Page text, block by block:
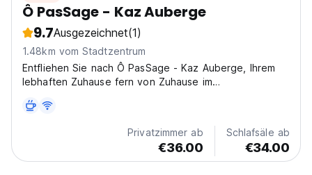
Ô PasSage - Kaz Auberge
9.7Ausgezeichnet(1)
1.48km vom Stadtzentrum
Entfliehen Sie nach Ô PasSage - Kaz Auberge, Ihrem
lebhaften Zuhause fern von Zuhause im
ein Hostel; es ist ein Tor zum Paradies. In der 8 Bis Rue
Du Frère Denis gelegen, bieten wir eine gemütliche
Privatzimmer ab
€36.00
Schlafsäle ab
€34.00